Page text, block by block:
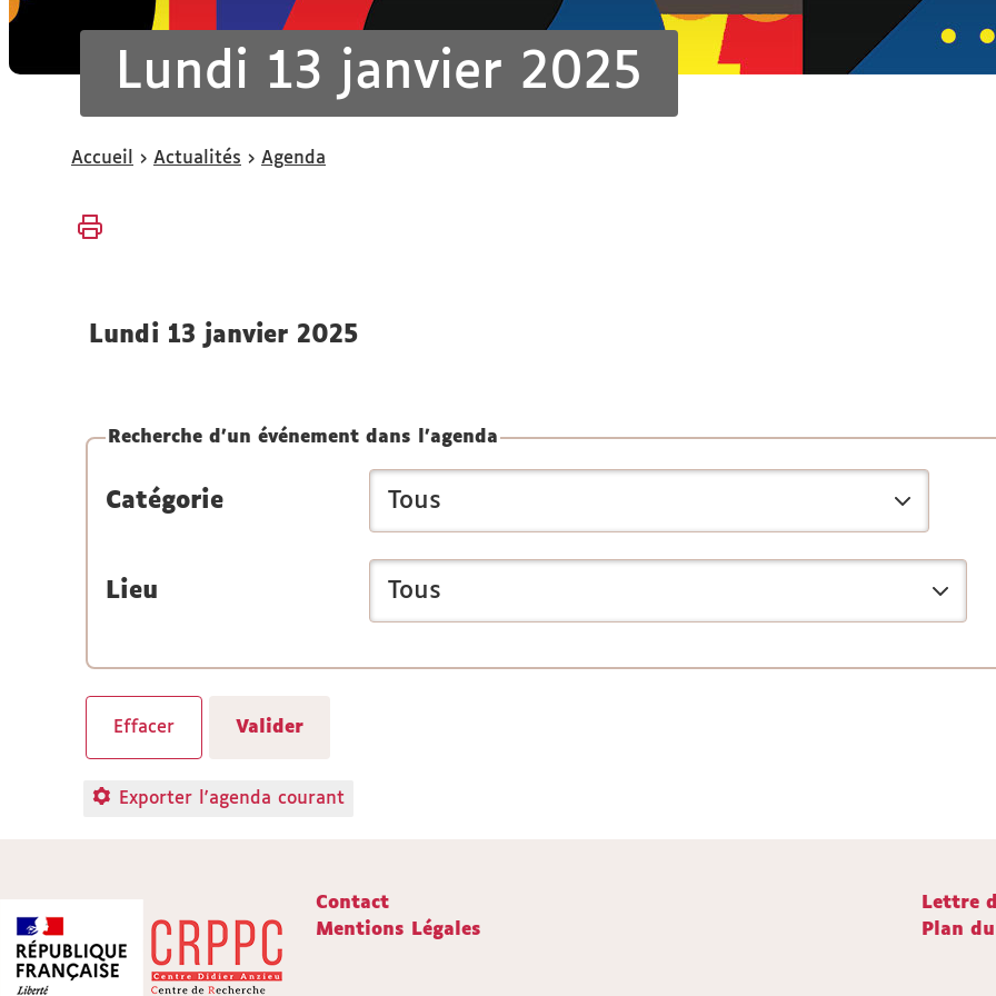
Lundi 13 janvier 2025
Vous
ici :
Accueil Actualités Agenda
lundi 13 janvier 2025
Recherche d'un événement dans l'agenda
Catégorie
Lieu
Exporter l'agenda courant
Contact
Lettre
Mentions Légales
Plan